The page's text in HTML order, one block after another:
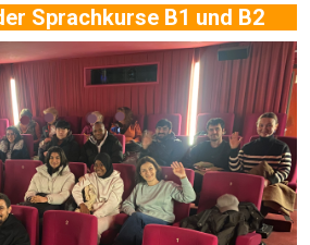
Sprachkurse B1 und B2